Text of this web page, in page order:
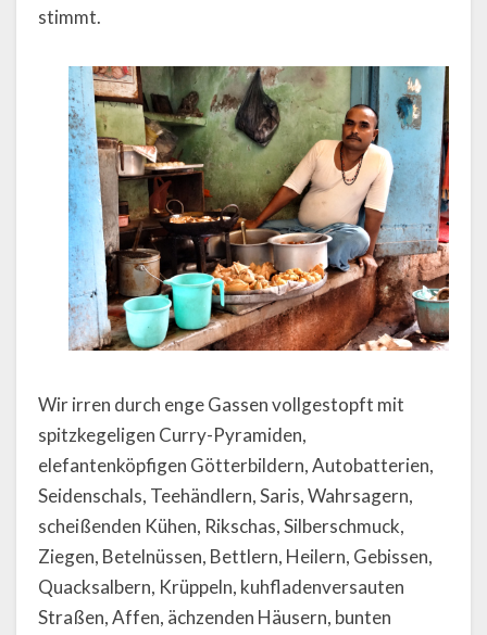
stimmt.
Wir irren durch enge Gassen vollgestopft mit
spitzkegeligen Curry-Pyramiden,
elefantenköpfigen Götterbildern, Autobatterien,
Seidenschals, Teehändlern, Saris, Wahrsagern,
scheißenden Kühen, Rikschas, Silberschmuck,
Ziegen, Betelnüssen, Bettlern, Heilern, Gebissen,
Quacksalbern, Krüppeln, kuhfladenversauten
Straßen, Affen, ächzenden Häusern, bunten